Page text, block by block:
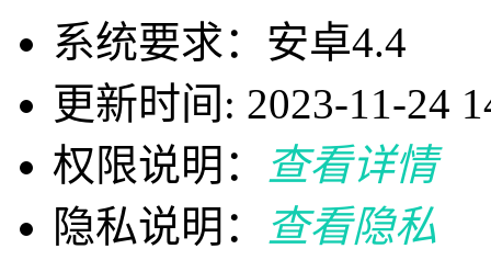
系统要求：安卓4.4
更新时间: 2023-11-24
权限说明：
查看详情
隐私说明：
查看隐私